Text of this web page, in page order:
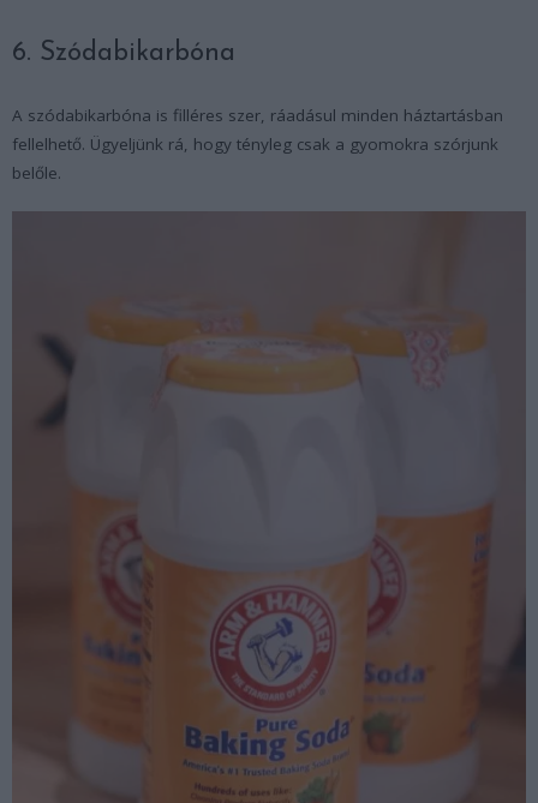
6. Szódabikarbóna
A szódabikarbóna is filléres szer, ráadásul minden háztartásban
fellelhető. Ügyeljünk rá, hogy tényleg csak a gyomokra szórjunk
belőle.